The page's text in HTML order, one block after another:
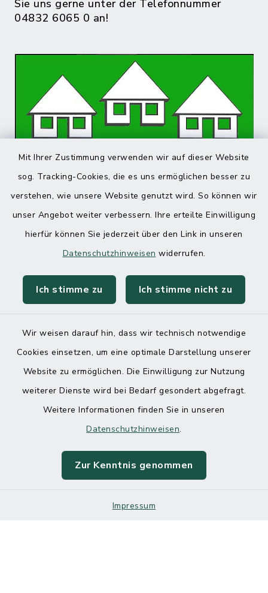
Mit Ihrer Zustimmung verwenden wir auf dieser Website
sog. Tracking-Cookies, die es uns ermöglichen besser zu
verstehen, wie unsere Website genutzt wird. So können wir
unser Angebot weiter verbessern. Ihre erteilte Einwilligung
hierfür können Sie jederzeit über den Link in unseren
Datenschutzhinweisen widerrufen.
Ich stimme zu Ich stimme nicht zu
Wir weisen darauf hin, dass wir technisch notwendige
Cookies einsetzen, um eine optimale Darstellung unserer
Website zu ermöglichen. Die Einwilligung zur Nutzung
weiterer Dienste wird bei Bedarf gesondert abgefragt.
Weitere Informationen finden Sie in unseren
Datenschutzhinweisen.
Zur Kenntnis genommen
Impressum
Sie uns gerne unter der Telefonnummer
04832 6065 0 an!
Barrierefreiheit
Impressum
Sitemap